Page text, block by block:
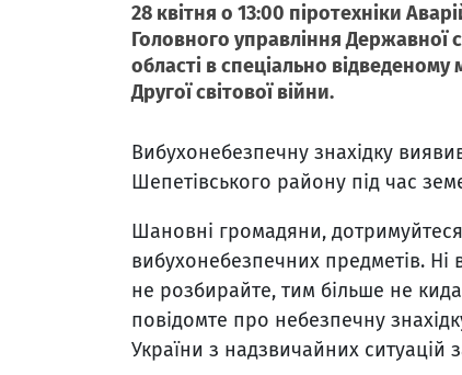
28 квітня о 13:00 піротехніки
Головного управління Державної
області в спеціально
Другої світової війни.
Вибухонебезпечну знахідку
Шепетівського району під час
Шановні громадяни,
вибухонебезпечних предметів. Ні
не розбирайте, тим більше не
повідомте про небезпечну
України з надзвичайних